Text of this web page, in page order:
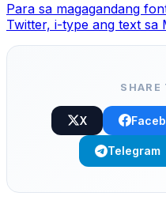
Para sa magagandang
Twitter, i-type ang text sa
SHARE
X
Telegram